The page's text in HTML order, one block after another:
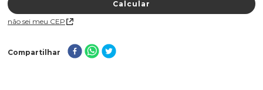
Não sei meu CEP
Compartilhar